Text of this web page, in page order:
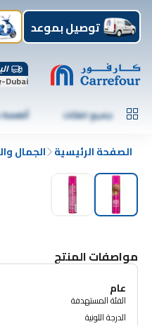
توصيل بموعد
Dubai
جميع الفئات أطعمة
الصفحة الرئيسية الجمال
مواصفات المنتج
عام
الفئة المستهدفة
الدرجة اللونية